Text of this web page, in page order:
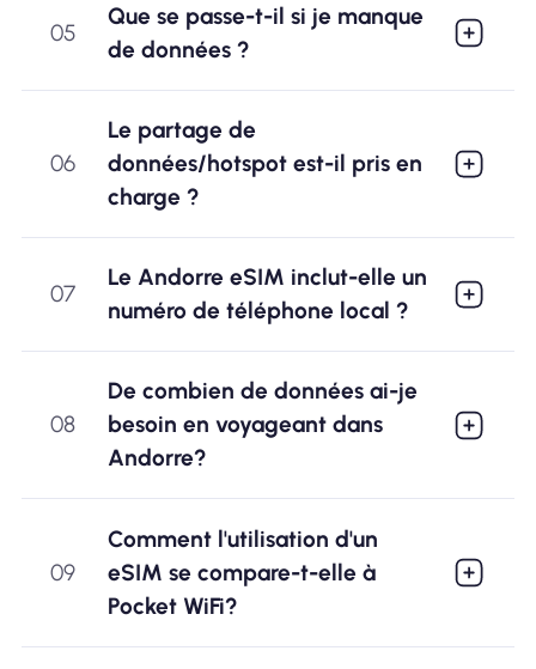
05
Que se passe-t-il si je manque
de données ?
06
Le partage de
données/hotspot est-il pris en
charge ?
07
Le Andorre eSIM inclut-elle un
numéro de téléphone local ?
08
De combien de données ai-je
besoin en voyageant dans
Andorre?
09
Comment l'utilisation d'un
eSIM se compare-t-elle à
Pocket WiFi?